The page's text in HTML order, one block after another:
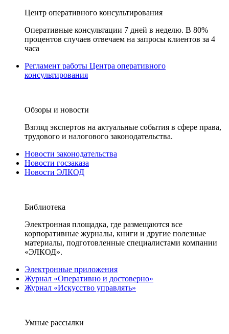
Центр оперативного консультирования
Оперативные консультации 7 дней в неделю. В 80%
процентов случаев отвечаем на запросы клиентов за 4
часа
Регламент работы Центра оперативного
консультирования
Обзоры и новости
Взгляд экспертов на актуальные события в сфере права,
трудового и налогового законодательства.
Новости законодательства
Новости госзаказа
Новости ЭЛКОД
Библиотека
Электронная площадка, где размещаются все
корпоративные журналы, книги и другие полезные
материалы, подготовленные специалистами компании
«ЭЛКОД».
Электронные приложения
Журнал «Оперативно и достоверно»
Журнал «Искусство управлять»
Умные рассылки